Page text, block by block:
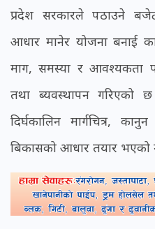
प्रदेश सरकारले पठाउने
आधार मानेर योजना बनाई
माग, समस्या र आवश्यकता
तथा ब्यवस्थापन गरिएको
दिर्घकालिन मार्गचित्र,
बिकासको आधार तयार